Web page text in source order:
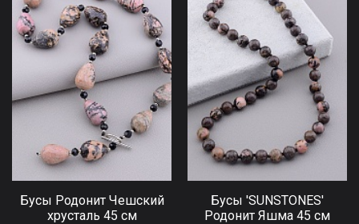
Бусы Родонит Чешский
хрусталь 45 см
Бусы 'SUNSTONES'
Родонит Яшма 45 см